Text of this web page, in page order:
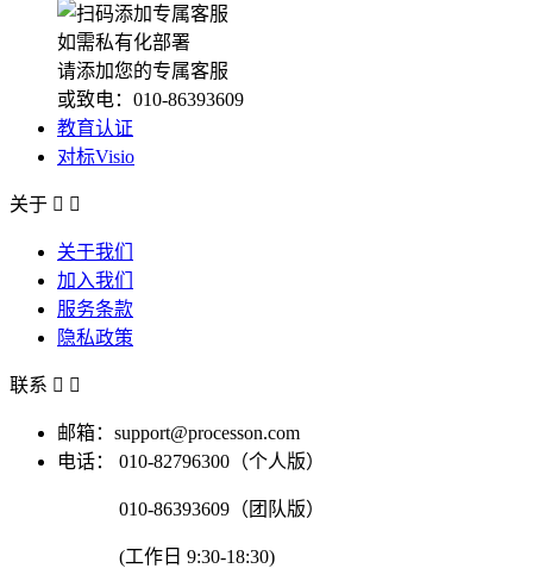
如需私有化部署
请添加您的专属客服
或致电：010-86393609
教育认证
对标Visio
关于  
关于我们
加入我们
服务条款
隐私政策
联系  
邮箱：support@processon.com
电话：
010-82796300（个人版）
010-86393609（团队版）
(工作日 9:30-18:30)